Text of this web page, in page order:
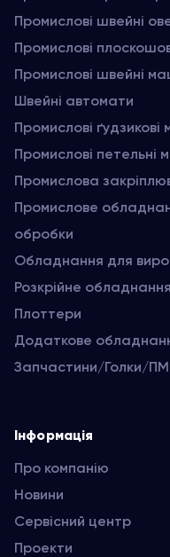
Промислові швейні
Промислові
Промислові швейні
Швейні автомати
Промислові
Промислові петельні
Промислова
Промислове
обробки
Обладнання для
Розкрійне обладнання
Плоттери
Додаткове
Запчастини/Голки/
Інформація
Про компанію
Новини
Сервісний центр
Проекти